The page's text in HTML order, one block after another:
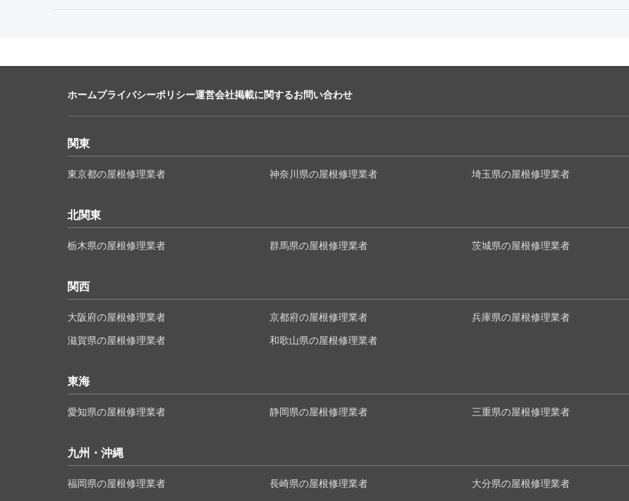
ホームプライバシーポリシー運営会社掲載に関するお問い合わせ
関東
東京都の屋根修理業者 神奈川県の屋根修理業者 埼玉県の屋根修理業者
北関東
栃木県の屋根修理業者 群馬県の屋根修理業者 茨城県の屋根修理業者
関西
大阪府の屋根修理業者 京都府の屋根修理業者 兵庫県の屋根修理業者
滋賀県の屋根修理業者 和歌山県の屋根修理業者
東海
愛知県の屋根修理業者 静岡県の屋根修理業者 三重県の屋根修理業者
九州・沖縄
福岡県の屋根修理業者 長崎県の屋根修理業者 大分県の屋根修理業者